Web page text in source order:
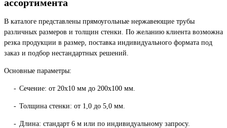
ассортимента
В каталоге представлены прямоугольные нержавеющие трубы
различных размеров и толщин стенки. По желанию клиента возможна
резка продукции в размер, поставка индивидуального формата под
заказ и подбор нестандартных решений.
Основные параметры:
Сечение: от 20х10 мм до 200х100 мм.
Толщина стенки: от 1,0 до 5,0 мм.
Длина: стандарт 6 м или по индивидуальному запросу.